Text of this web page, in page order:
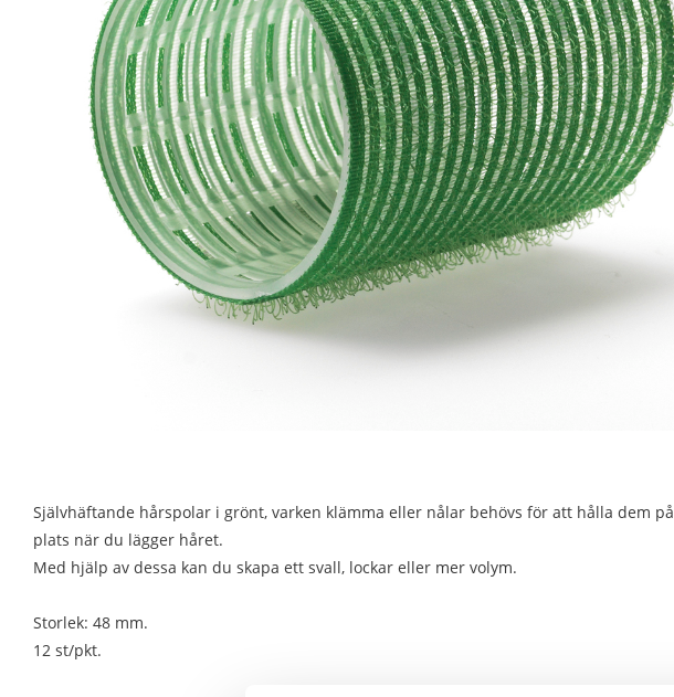
Självhäftande hårspolar i grönt, varken klämma eller nålar behövs för att hålla dem på
plats när du lägger håret.
Med hjälp av dessa kan du skapa ett svall, lockar eller mer volym.
Storlek: 48 mm.
12 st/pkt.